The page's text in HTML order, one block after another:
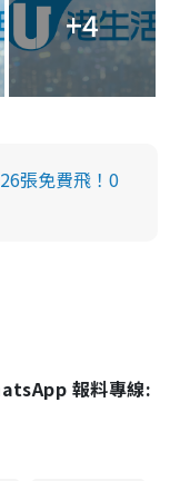
+4
張免費飛！0
報料專線: